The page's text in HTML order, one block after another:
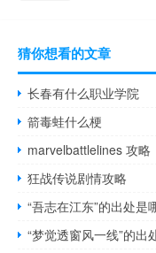
猜你想看的文章
长春有什么职业学院
箭毒蛙什么梗
marvelbattlelines 攻略
狂战传说剧情攻略
“吾志在江东”的出处是
“梦觉透窗风一线”的出